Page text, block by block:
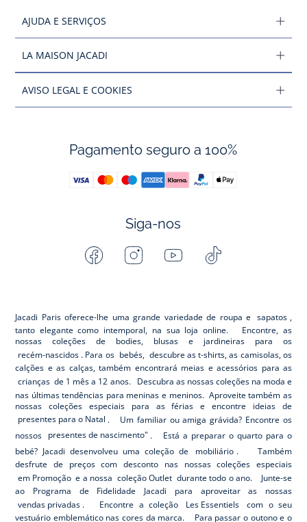
AJUDA E SERVIÇOS
LA MAISON JACADI
AVISO LEGAL E COOKIES
Pagamento seguro a 100%
Siga-nos
FacebookInstagramYoutube
Jacadi Paris oferece-lhe uma grande variedade de roupa e sapatos ,
tanto elegante como intemporal, na sua loja online. Encontre, as
nossas coleções de bodies, blusas e jardineiras para os
recém-nascidos . Para os bebés, descubre as t-shirts, as camisolas, os
calções e as calças, também encontrará meias e acessórios para as
crianças de 1 mês a 12 anos. Descubra as nossas coleções na moda e
nas últimas tendências para meninas e meninos. Aproveite também as
nossas coleções especiais para as férias e encontre ideias de
presentes para o Natal . Um familiar ou amiga grávida? Encontre os
nossos presentes de nascimento" . Está a preparar o quarto para o
bebé? Jacadi desenvolveu uma coleção de
mobiliário . Também
desfrute de preços com desconto nas nossas coleções especiais
em Promoção e a nossa coleção Outlet durante todo o ano. Junte-se
ao Programa de Fidelidade Jacadi para aproveitar as nossas
vendas privadas . Encontre a coleção Les Essentiels
com o seu
vestuário emblemático nas cores da marca. Para passar o outono e o